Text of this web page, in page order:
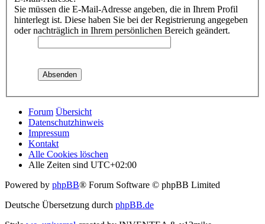
Sie müssen die E-Mail-Adresse angeben, die in Ihrem Profil
hinterlegt ist. Diese haben Sie bei der Registrierung angegeben
oder nachträglich in Ihrem persönlichen Bereich geändert.
Forum Übersicht
Datenschutzhinweis
Impressum
Kontakt
Alle Cookies löschen
Alle Zeiten sind UTC+02:00
Powered by phpBB® Forum Software © phpBB Limited
Deutsche Übersetzung durch phpBB.de